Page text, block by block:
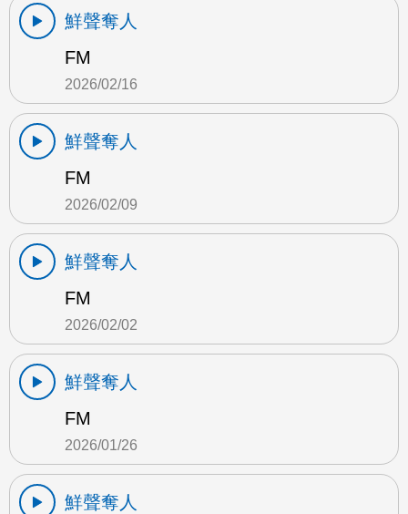
鮮聲奪人
FM
2026/02/16
鮮聲奪人
FM
2026/02/09
鮮聲奪人
FM
2026/02/02
鮮聲奪人
FM
2026/01/26
鮮聲奪人